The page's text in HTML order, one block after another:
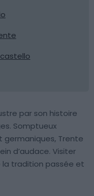
par son histoire
Somptueux
germaniques, Trente
d’audace. Visiter
la tradition passée et